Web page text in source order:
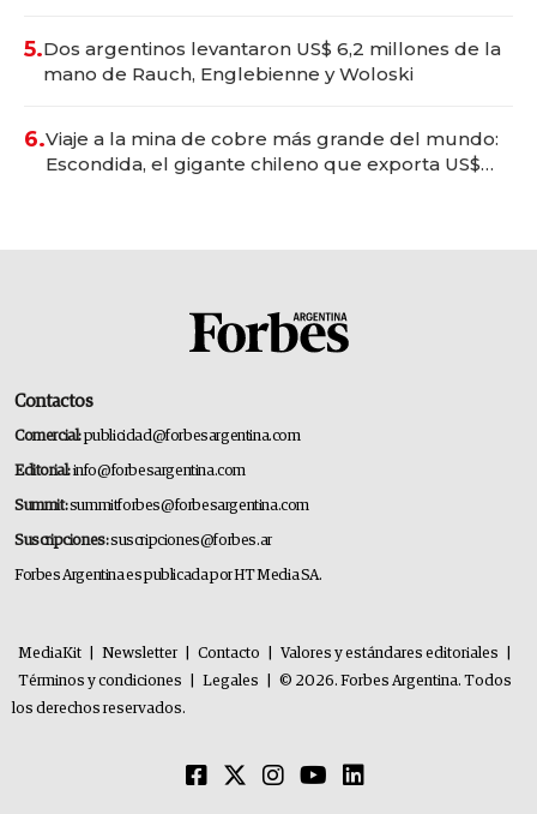
5.Dos argentinos levantaron US$ 6,2 millones de la
mano de Rauch, Englebienne y Woloski
6.Viaje a la mina de cobre más grande del mundo:
Escondida, el gigante chileno que exporta US$
Contactos
Comercial:publicidad@forbesargentina.com
Editorial:info@forbesargentina.com
Summit:summitforbes@forbesargentina.com
Suscripciones:suscripciones@forbes.ar
Forbes Argentina es publicada por HT Media SA.
MediaKit Newsletter Contacto Valores y estándares editoriales
Términos y condiciones
Legales
© 2026. Forbes Argentina. Todos
los derechos reservados.